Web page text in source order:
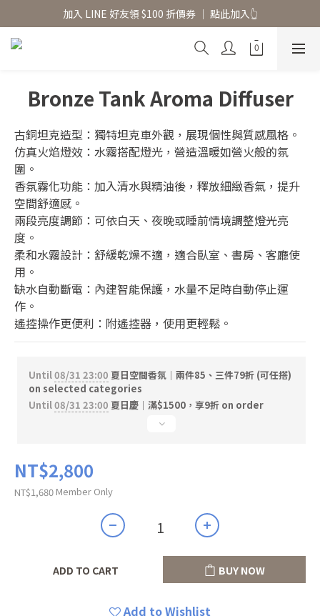
香氛水氧機、擴香香水原精  l 兩件85、三件79折
加入 LINE 好友領 $100 折價券 │ 點此加入👆
香氛水氧機、擴香香水原精  l 兩件85、三件79折
Bronze Tank Aroma Diffuser
古銅坦克造型：獨特坦克車外觀，展現個性與質感風格。
仿真火焰燈效：水霧搭配燈光，營造溫暖如營火般的氛
圍。
香氛霧化功能：加入清水與精油後，釋放細緻香氣，提升
空間舒適感。
兩段亮度調節：可依白天、夜晚或睡前情境調整燈光亮
度。
柔和水霧設計：舒緩乾燥不適，適合臥室、書房、客廳使
用。
缺水自動斷電：內建智能保護，水量不足時自動停止運
作。
遙控操作更便利：附遙控器，使用更輕鬆。
Until08/31 23:00 夏日空間香氛｜兩件85、三件79折 (可任搭)
on selected categories
Until08/31 23:00 夏日慶｜滿$1500，享9折 on order
NT$2,800
NT$1,680 Member Only
ADD TO CART BUY NOW
Add to Wishlist